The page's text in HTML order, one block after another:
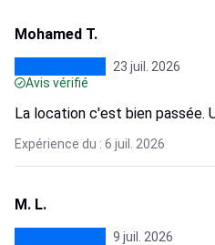
Mohamed T.
23 juil. 2026
Avis vérifié
La location c'est bien passée.
Expérience du : 6 juil. 2026
M. L.
9 juil. 2026